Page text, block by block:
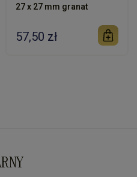
27 x 27 mm granat
57,50 zł